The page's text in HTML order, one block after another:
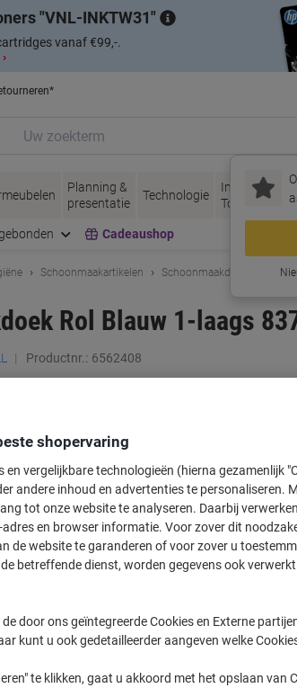
VNL-INKTW31
vanaf €99,-.
Planning &
presentatie
Technologie
Inkt &
Toner
&
Cadeaushop
Schoonmaakartikelen Schoonmaakdoekjes &
Rol Blauw 1-laags
Productnr.: 6562408
Aantal Excl.
2-3Rollen
Momenteel op voorraad
shopervaring
en vergelijkbare technologieën (hierna gezamenlijk
andere inhoud en advertenties te personaliseren.
tot onze website te analyseren. Daarbij
adres en browser informatie. Voor zover dit
de website te garanderen of voor zover u
betreffende dienst, worden gegevens ook
door ons geïntegreerde Cookies en Externe
kunt u ook gedetailleerder aangeven welke
te klikken, gaat u akkoord met het opslaan van